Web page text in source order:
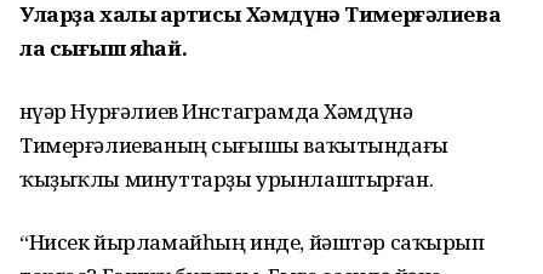
Уларҙа халыҡ артисы Хәмдүнә Тимерғәлиева
ла сығыш яһай.
Әнүәр Нурғәлиев Инстаграмда Хәмдүнә
Тимерғәлиеваның сығышы ваҡытындағы
ҡыҙыҡлы минуттарҙы урынлаштырған.
“Нисек йырламайһың инде, йәштәр саҡырып